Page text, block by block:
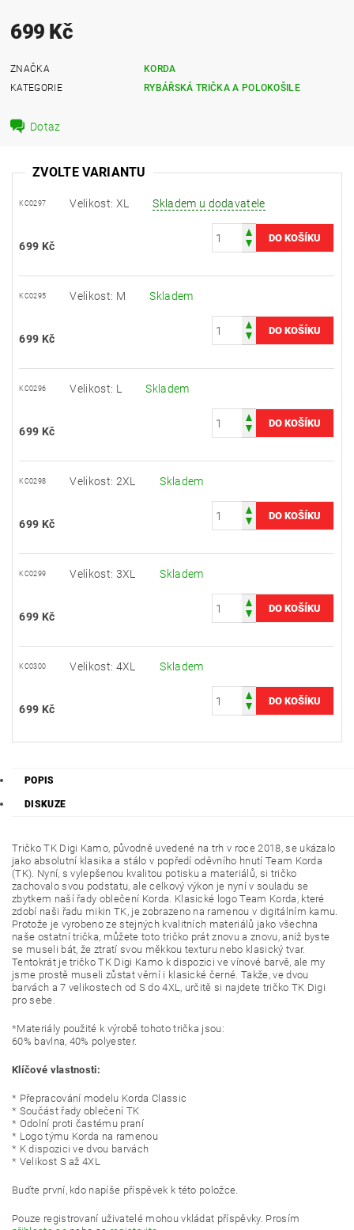
699 Kč
ZNAČKA
KORDA
KATEGORIE
RYBÁŘSKÁ TRIČKA A POLOKOŠILE
Dotaz
ZVOLTE VARIANTU
KC0297 Velikost: XL Skladem u dodavatele
699 Kč
KC0295 Velikost: M Skladem
699 Kč
KC0296 Velikost: L Skladem
699 Kč
KC0298 Velikost: 2XL Skladem
699 Kč
KC0299 Velikost: 3XL Skladem
699 Kč
KC0300 Velikost: 4XL Skladem
699 Kč
POPIS
DISKUZE
Tričko TK Digi Kamo, původně uvedené na trh v roce 2018, se ukázalo
jako absolutní klasika a stálo v popředí oděvního hnutí Team Korda
(TK). Nyní, s vylepšenou kvalitou potisku a materiálů, si tričko
zachovalo svou podstatu, ale celkový výkon je nyní v souladu se
zbytkem naší řady oblečení Korda. Klasické logo Team Korda, které
zdobí naši řadu mikin TK, je zobrazeno na ramenou v digitálním kamu.
Protože je vyrobeno ze stejných kvalitních materiálů jako všechna
naše ostatní trička, můžete toto tričko prát znovu a znovu, aniž byste
se museli bát, že ztratí svou měkkou texturu nebo klasický tvar.
Tentokrát je tričko TK Digi Kamo k dispozici ve vínové barvě, ale my
jsme prostě museli zůstat věrní i klasické černé. Takže, ve dvou
barvách a 7 velikostech od S do 4XL, určitě si najdete tričko TK Digi
pro sebe.
*Materiály použité k výrobě tohoto trička jsou:
60% bavlna, 40% polyester.
Klíčové vlastnosti:
* Přepracování modelu Korda Classic
* Součást řady oblečení TK
* Odolní proti častému praní
* Logo týmu Korda na ramenou
* K dispozici ve dvou barvách
* Velikost S až 4XL
Buďte první, kdo napíše příspěvek k této položce.
Pouze registrovaní uživatelé mohou vkládat příspěvky. Prosím